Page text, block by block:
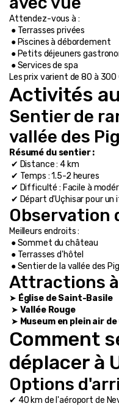
Attendez-vous à :
● Terrasses privées
● Piscines à débordement
● Petits déjeuners
● Services de spa
Les prix varient de 80 à 300
Activités
Sentier de
vallée des
Résumé du sentier :
✔ Distance : 4 km
✔ Temps : 1.5-2 heures
✔ Difficulté : Facile à
✔ Départ d'Uçhisar pour un
Observation
Meilleurs endroits :
● Sommet du château
● Terrasses d'hôtel
● Sentier de la vallée des
Attractions
➤ Église de Saint-Basile
➤ Vallée Rouge
➤ Museum en plein air
Comment
déplacer à
Options
✔ 40 km de l'aéroport de